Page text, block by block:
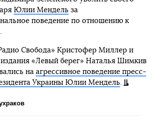
Юлии Мендель за
поведение по отношению к
Свобода» Кристофер Миллер и
«Левый берег» Наталья Шимкив
на агрессивное поведение пресс-
Украины Юлии Мендель.